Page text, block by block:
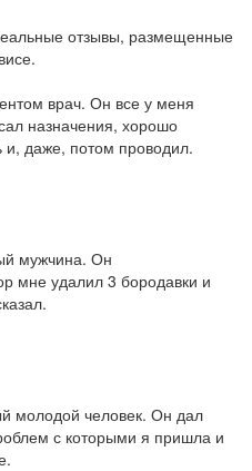
отзывы, размещенные
врач. Он все у меня
назначения, хорошо
и, даже, потом проводил.
мужчина. Он
мне удалил 3 бородавки и
молодой человек. Он дал
с которыми я пришла и